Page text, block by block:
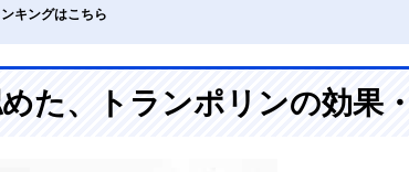
キングはこちら
た、トランポリンの効果